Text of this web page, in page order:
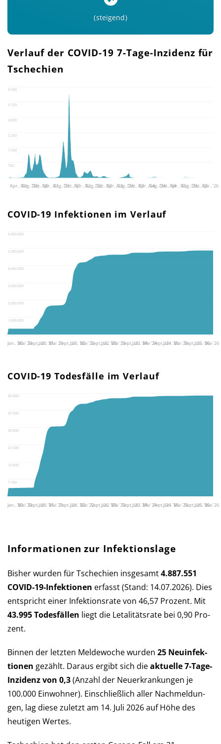
steigend
Verlauf der COVID-19 7-Tage-Inzidenz für
Tschechien
750
1.500
2.250
3.000
3.750
4.500
Apr.. '20Aug.. '20Dez.. '20Apr.. '21Aug.. '21Dez.. '21Apr.. '22Aug.. '22Dez.. '22Apr.. '23Aug.. '23Dez.. '23Apr.. '24Aug.. '24Dez.. '24Apr.. '25Aug.. '25Dez.. '25Apr.. '26
COVID-19 Infektionen im Verlauf
1.000.000
2.000.000
3.000.000
4.000.000
5.000.000
6.000.000
Jan.. '20Mai '20Sept.. '20Jan.. '21Mai '21Sept.. '21Jan.. '22Mai '22Sept.. '22Jan.. '23Mai '23Sept.. '23Jan.. '24Mai '24Sept.. '24Jan.. '25Mai '25Sept.. '25Jan.. '26Mai '26
COVID-19 Todesfälle im Verlauf
7.500
15.000
22.500
30.000
37.500
45.000
Jan.. '20Mai '20Sept.. '20Jan.. '21Mai '21Sept.. '21Jan.. '22Mai '22Sept.. '22Jan.. '23Mai '23Sept.. '23Jan.. '24Mai '24Sept.. '24Jan.. '25Mai '25Sept.. '25Jan.. '26Mai '26
Informationen zur Infektionslage
Bisher wurden für Tschechien ins­ge­samt4.887.551
COVID-19-Infek­tio­nen er­fasst (Stand: 14.07.2026). Dies
ent­spricht einer Infek­tions­rate von 46,57 Pro­zent. Mit
43.995 Todes­fällen liegt die Let­a­li­täts­rate bei 0,90 Pro­
zent.
Binnen der letzten Melde­woche wurden 25 Neu­in­fek­
tio­nen ge­zählt. Daraus er­gibt sich dieaktu­elle 7-Tage-
Inzi­denz von 0,3(An­zahl der Neu­er­kran­kun­gen je
100.000 Einwohner). Ein­schließ­lich aller Nach­mel­dun­
gen, lag diese zu­letzt am 14. Juli 2026 auf Höhe des
heu­ti­gen Wertes.